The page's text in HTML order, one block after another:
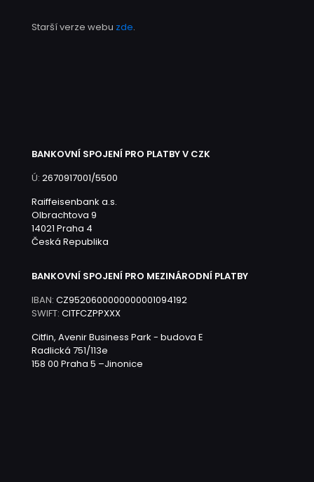
Starší verze webu zde.
BANKOVNÍ SPOJENÍ PRO PLATBY V CZK
Ú: 2670917001/5500
Raiffeisenbank a.s.
Olbrachtova 9
14021 Praha 4
Česká Republika
BANKOVNÍ SPOJENÍ PRO MEZINÁRODNÍ PLATBY
IBAN: CZ9520600000000001094192
SWIFT: CITFCZPPXXX
Citfin, Avenir Business Park - budova E
Radlická 751/113e
158 00 Praha 5 –Jinonice